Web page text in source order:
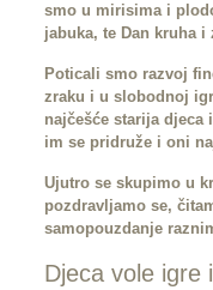
smo u mirisima i
jabuka, te Dan kruha
Poticali smo razvoj
zraku i u slobodnoj
najčešće starija
im se pridruže i oni
Ujutro se skupimo u
pozdravljamo se,
samopouzdanje
Djeca vole igre